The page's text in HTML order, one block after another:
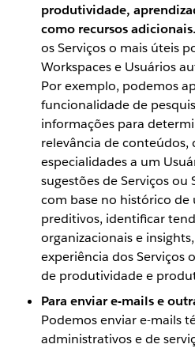
produtividade,
como recursos adicionais.
os Serviços o mais úteis
Workspaces e Usuários
Por exemplo, podemos
funcionalidade de
informações para
relevância de conteúdos,
especialidades a um
sugestões de Serviços ou
com base no histórico de
preditivos, identificar
organizacionais e
experiência dos Serviços
de produtividade e
Para enviar e-mails e
Podemos enviar e-mails
administrativos e de